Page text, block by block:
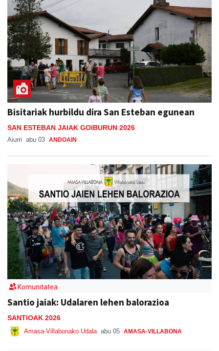
Bisitariak hurbildu dira San Esteban egunean
SAN ESTEBAN JAIAK GOIBURUN 2026
Aiurri abu 03 ANDOAIN
Komunitatea
Santio jaiak: Udalaren lehen balorazioa
SANTIOAK 2026
Amasa-Villabonako Udala abu 05 AMASA-VILLABONA